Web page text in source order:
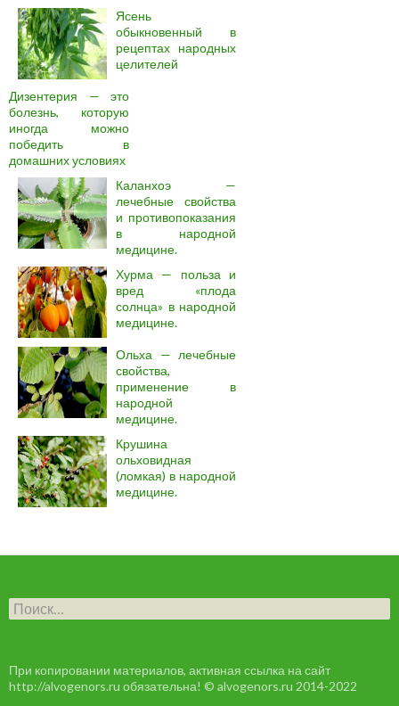
Ясень
обыкновенный в
рецептах народных
целителей
Дизентерия — это
болезнь, которую
иногда можно
победить в
домашних условиях
Каланхоэ —
лечебные свойства
и противопоказания
в народной
медицине.
Хурма — польза и
вред «плода
солнца» в народной
медицине.
Ольха — лечебные
свойства,
применение в
народной
медицине.
Крушина
ольховидная
(ломкая) в народной
медицине.
Н
а
и
:
При копировании материалов, активная ссылка на сайт
http://alvogenors.ru обязательна! © alvogenors.ru 2014-2022